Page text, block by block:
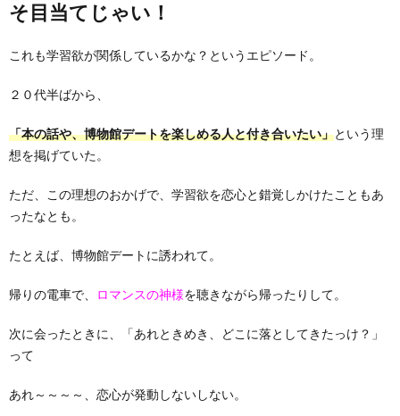
そ目当てじゃい！
これも学習欲が関係しているかな？というエピソード。
２０代半ばから、
「本の話や、博物館デートを楽しめる人と付き合いたい」という理
想を掲げていた。
ただ、この理想のおかげで、学習欲を恋心と錯覚しかけたこともあ
ったなとも。
たとえば、博物館デートに誘われて。
帰りの電車で、 ロマンスの神様を聴きながら帰ったりして。
次に会ったときに、「あれときめき、どこに落としてきたっけ？」
って
あれ～～～～、恋心が発動しないしない。